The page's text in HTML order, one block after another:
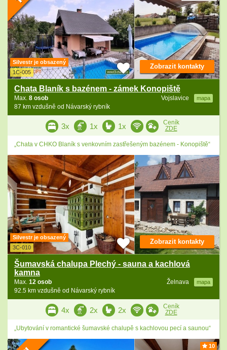
Silvestr je obsazený
1C-005
Chata Blaník s bazénem - zámek Konopiště
Vojslavice mapa
Max. 8 osob
87 km vzdušně od Návarský rybník
Zobrazit kontakty
3x 1x 1x
Ceník
ZDE
„Chata v CHKO Blaník s venkovním zastřešeným bazénem - Konopiště“
Silvestr je obsazený
3C-010
Šumavská chalupa Plechý - sauna a kachlová
kamna
Želnava mapa
Max. 12 osob
92.5 km vzdušně od Návarský rybník
Zobrazit kontakty
4x 2x 2x
Ceník
ZDE
„Ubytování v romantické šumavské chalupě s kachlovou pecí a saunou“
10